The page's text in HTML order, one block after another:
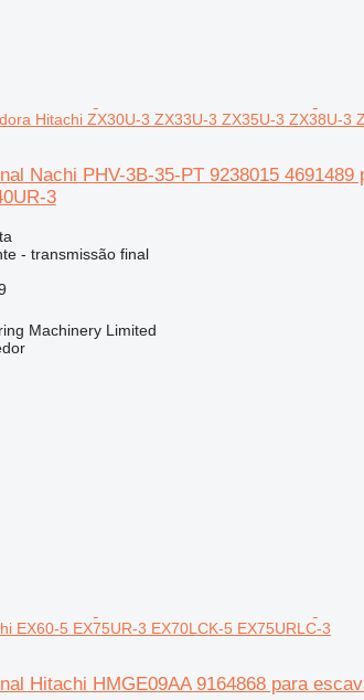
Hitachi ZX30U-3 ZX33U-3 ZX35U-3 ZX38U-3
Nachi PHV-3B-35-PT 9238015
3
- transmissão final
Machinery Limited
EX60-5 EX75UR-3 EX70LCK-5 EX75URLC-3
Hitachi HMGE09AA 9164868 para